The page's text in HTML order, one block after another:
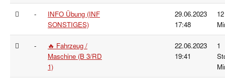
-
INFO Übung (INF
SONSTIGES)
29.06.2023
17:48
12
-
🔥 Fahrzeug /
Maschine (B 3/RD
1)
22.06.2023
19:41
1